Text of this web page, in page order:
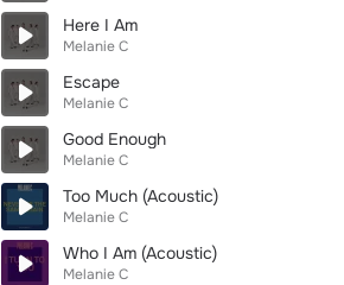
Here I Am
Melanie C
Escape
Melanie C
Good Enough
Melanie C
Too Much (Acoustic)
Melanie C
Who I Am (Acoustic)
Melanie C